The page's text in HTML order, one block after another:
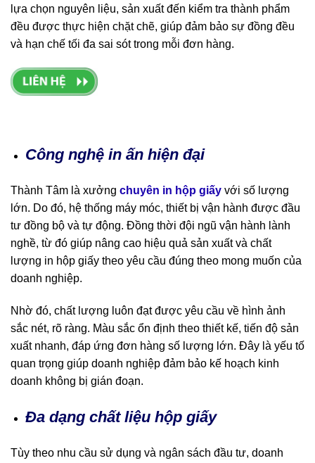
lựa chọn nguyên liệu, sản xuất đến kiểm tra thành phẩm
đều được thực hiện chặt chẽ, giúp đảm bảo sự đồng đều
và hạn chế tối đa sai sót trong mỗi đơn hàng.
Công nghệ in ấn hiện đại
Thành Tâm là xưởng chuyên in hộp giấy với số lượng
lớn. Do đó, hệ thống máy móc, thiết bị vận hành được đầu
tư đồng bộ và tự động. Đồng thời đội ngũ vận hành lành
nghề, từ đó giúp nâng cao hiệu quả sản xuất và chất
lượng in hộp giấy theo yêu cầu đúng theo mong muốn của
doanh nghiệp.
Nhờ đó, chất lượng luôn đạt được yêu cầu về hình ảnh
sắc nét, rõ ràng. Màu sắc ổn định theo thiết kế, tiến độ sản
xuất nhanh, đáp ứng đơn hàng số lượng lớn. Đây là yếu tố
quan trọng giúp doanh nghiệp đảm bảo kế hoạch kinh
doanh không bị gián đoạn.
Đa dạng chất liệu hộp giấy
Tùy theo nhu cầu sử dụng và ngân sách đầu tư, doanh